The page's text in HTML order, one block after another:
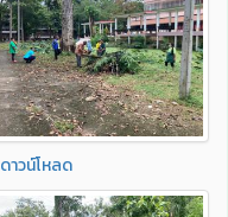
ดาวน์โหลด